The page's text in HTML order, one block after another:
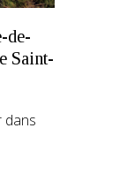
de-
Saint-
dans